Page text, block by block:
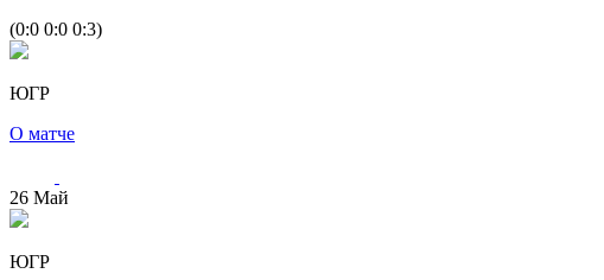
(0:0 0:0 0:3)
ЮГР
О матче
26 Май
ЮГР